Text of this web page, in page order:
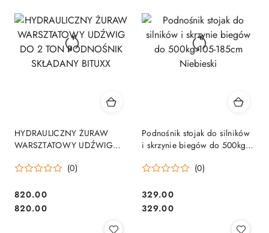
HYDRAULICZNY ŻURAW
WARSZTATOWY UDŹWIG
SKŁADANY BITUXX
(0)
Cena:
820.00
Cena:
820.00
Podnośnik stojak do silników
i skrzynie biegów do 500kg
(0)
Cena:
329.00
Cena:
329.00